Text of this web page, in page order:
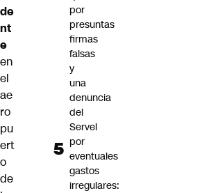
de
nt
e
en
el
ae
ro
pu
ert
o
de
por
presuntas
firmas
falsas
y
una
denuncia
del
Servel
por
eventuales
gastos
irregulares: